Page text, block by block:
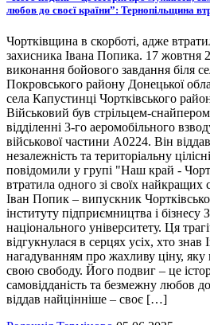
любов до своєї країни”: Тернопільщина
Чортківщина в скорботі, адже
захисника Івана Попика. 17 жовтня
виконання бойового завдання біля
Покровського району Донецької
села Капустинці Чортківського
Військовий був стрільцем-
відділенні 3-го аеромобільного
військової частини А0224. Він
незалежність та територіальну
повідомили у групі "Наш край -
втратила одного зі своїх найкращих
Іван Попик – випускник
інституту підприємництва і бізнесу
національного університету. Ця
відгукнулася в серцях усіх, хто знав
нагадуванням про жахливу ціну, яку
свою свободу. Його подвиг – це
самовідданість та безмежну любов
віддав найцінніше – своє […]